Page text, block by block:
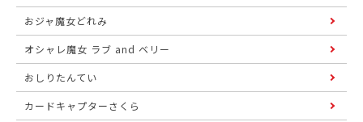
おジャ魔女どれみ
オシャレ魔女 ラブ and ベリー
おしりたんてい
カードキャプターさくら